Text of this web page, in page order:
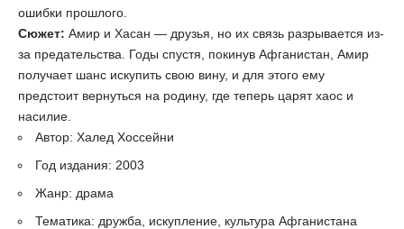
ошибки прошлого.
Сюжет: Амир и Хасан — друзья, но их связь разрывается из-
за предательства. Годы спустя, покинув Афганистан, Амир
получает шанс искупить свою вину, и для этого ему
предстоит вернуться на родину, где теперь царят хаос и
насилие.
Автор: Халед Хоссейни
Год издания: 2003
Жанр: драма
Тематика: дружба, искупление, культура Афганистана